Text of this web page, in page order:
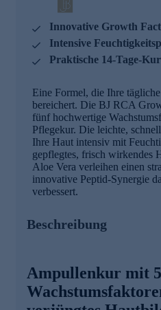
Innovative Growth
Intensive
Praktische 14-Tage-
Eine Formel, die Ihre
bereichert. Die BJ RCA
fünf hochwertige
Pflegekur. Die leichte,
Ihre Haut intensiv mit
gepflegtes, frisch wirkendes
Aloe Vera verleihen einen
innovative Peptid-Synergie
verbessert.
Beschreibung
Ampullenkur mit 5